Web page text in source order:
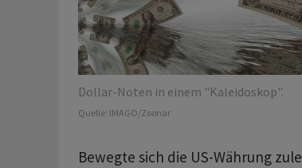
Dollar-Noten in einem "Kaleidoskop".
Quelle: IMAGO/Zoonar
Bewegte sich die US-Währung